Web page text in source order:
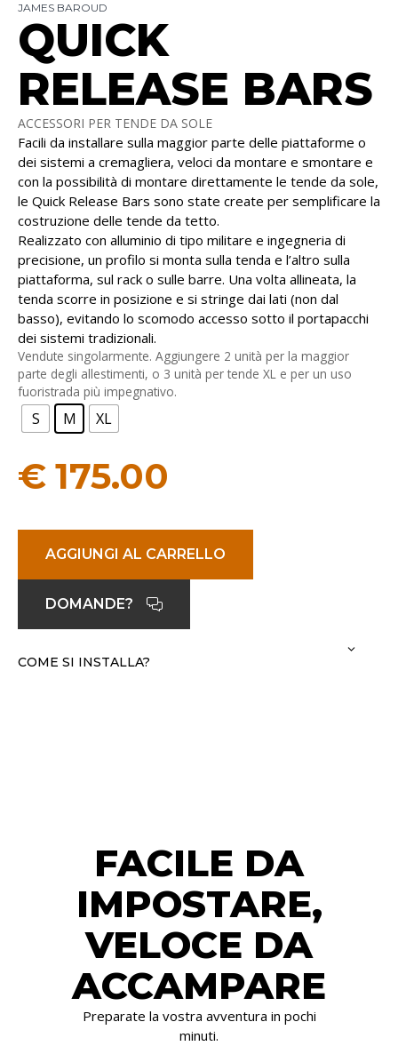
JAMES BAROUD
QUICK
RELEASE BARS
ACCESSORI PER TENDE DA SOLE
CONFIGURAZIONE RAPIDA DELL’AUTO
INSTALLAZIONE SEMPLICE
Facili da installare sulla maggior parte delle piattaforme o
dei sistemi a cremagliera, veloci da montare e smontare e
con la possibilità di montare direttamente le tende da sole,
le Quick Release Bars sono state create per semplificare la
costruzione delle tende da tetto.
Realizzato con alluminio di tipo militare e ingegneria di
precisione, un profilo si monta sulla tenda e l’altro sulla
piattaforma, sul rack o sulle barre. Una volta allineata, la
tenda scorre in posizione e si stringe dai lati (non dal
basso), evitando lo scomodo accesso sotto il portapacchi
dei sistemi tradizionali.
Vendute singolarmente. Aggiungere 2 unità per la maggior
parte degli allestimenti, o 3 unità per tende XL e per un uso
fuoristrada più impegnativo.
S M XL
€ 175.00
AGGIUNGI AL CARRELLO
DOMANDE?
COME SI INSTALLA?
FACILE DA
IMPOSTARE,
VELOCE DA
ACCAMPARE
Preparate la vostra avventura in pochi
minuti.